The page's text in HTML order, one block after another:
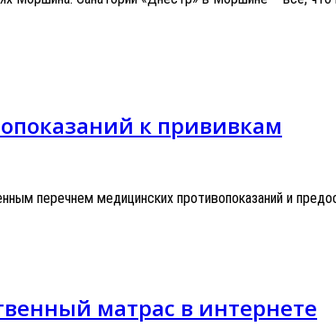
к прививкам
перечнем медицинских противопоказаний и
матрас в интернете